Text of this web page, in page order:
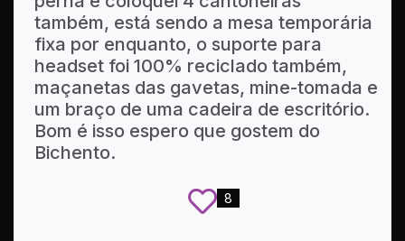
também, está sendo a mesa temporária
fixa por enquanto, o suporte para
headset foi 100% reciclado também,
maçanetas das gavetas, mine-tomada e
um braço de uma cadeira de escritório.
Bom é isso espero que gostem do
Bichento.
8